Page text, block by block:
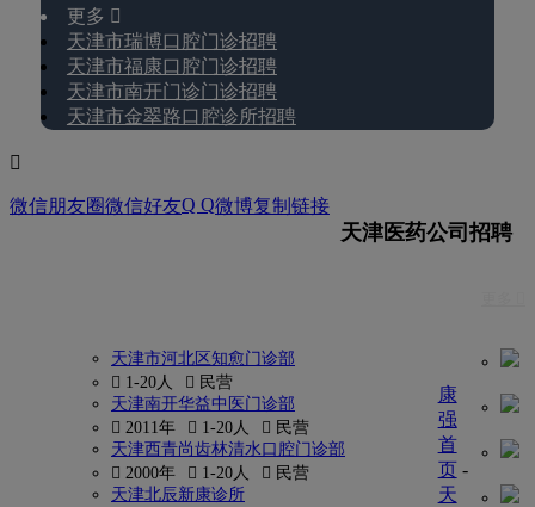
更多 
天津市瑞博口腔门诊招聘
天津市福康口腔门诊招聘
天津市南开门诊门诊招聘
天津市金翠路口腔诊所招聘

微信朋友圈微信好友Q Q微博复制链接
天津医药公司招聘
天津市河北区知愈门诊部
 1-20人
 民营
天津南开华益中医门诊部
 2011年
 1-20人
 民营
天津西青尚齿林清水口腔门诊部
 2000年
 1-20人
 民营
天津北辰新康诊所
康
强
首
页-
天